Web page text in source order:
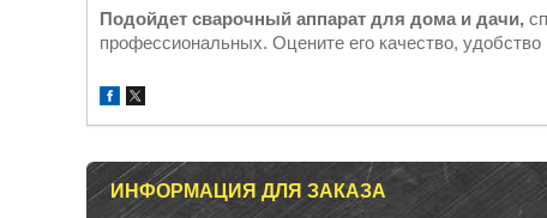
Подойдет сварочный аппарат для дома и дачи,
профессиональных. Оцените его качество, удобство
ИНФОРМАЦИЯ ДЛЯ ЗАКАЗА